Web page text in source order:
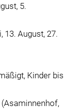
5.
13. August, 27.
Kinder bis